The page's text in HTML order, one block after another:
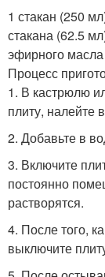
1 стакан (250
стакана (62.5
эфирного
Процесс
1. В кастрюлю
плиту, налейте
2. Добавьте в
3. Включите
постоянно
растворятся.
4. После того,
выключите